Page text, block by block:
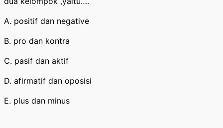
A. positif dan negative
B. pro dan kontra
C. pasif dan aktif
D. afirmatif dan oposisi
E. plus dan minus